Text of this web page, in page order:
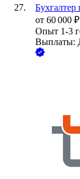
от 60 000 ₽
Опыт 1-3
Выплаты: